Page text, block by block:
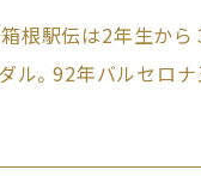
根駅伝は2年生か
。92年バルセロ